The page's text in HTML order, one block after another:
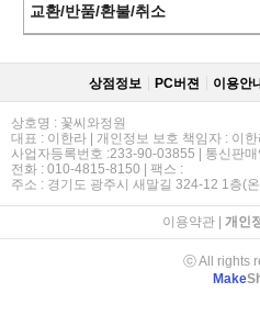
교환/반품/환불/취소
상점정보 PC버젼 이용안
상호명 : 꽃씨와정원
대표 : 이한라 | 개인정보 보호 책임자 : 이
사업자등록번호 :233-90-03855 | 통신판
전화 : 010-4815-8150 | 팩스 :
주소 : 경기도 광주시 새말길 324-12 1층(
이용약관| 개인
ⓒ All rights
Make